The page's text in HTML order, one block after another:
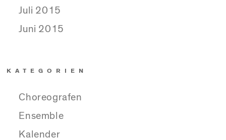
Juli 2015
Juni 2015
KATEGORIEN
Choreografen
Ensemble
Kalender